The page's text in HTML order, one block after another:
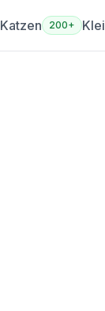
Katzen 200+